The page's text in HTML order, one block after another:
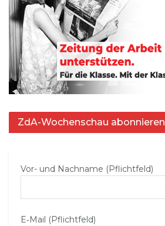
ZdA-Wochenschau abonnieren
Vor- und Nachname (Pflichtfeld)
E‑Mail (Pflichtfeld)